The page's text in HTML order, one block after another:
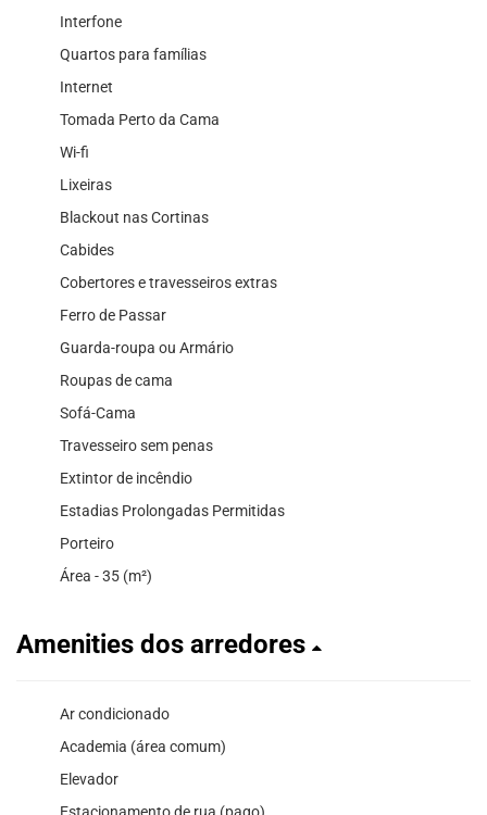
Interfone
Quartos para famílias
Internet
Tomada Perto da Cama
Wi-fi
Lixeiras
Blackout nas Cortinas
Cabides
Cobertores e travesseiros extras
Ferro de Passar
Guarda-roupa ou Armário
Roupas de cama
Sofá-Cama
Travesseiro sem penas
Extintor de incêndio
Estadias Prolongadas Permitidas
Porteiro
Área - 35 (m²)
Amenities dos arredores
Ar condicionado
Academia (área comum)
Elevador
Estacionamento de rua (pago)